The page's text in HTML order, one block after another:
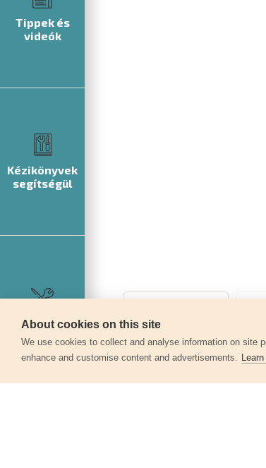
Tippek és
videók
Kézikönyvek
segítségül
Szerviz
About cookies on this site
We use cookies to collect and analyse information on site
enhance and customise content and advertisements.